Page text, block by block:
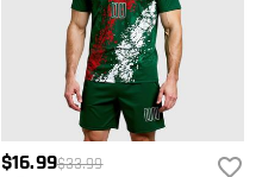
$16.99$33.99